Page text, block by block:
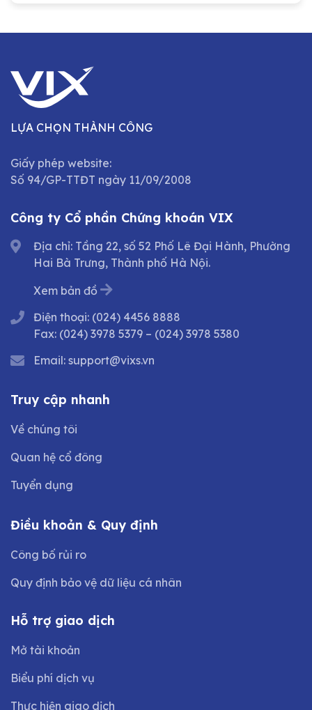
LỰA CHỌN THÀNH CÔNG
Giấy phép website:
Số 94/GP-TTĐT ngày 11/09/2008
Công ty Cổ phần Chứng khoán VIX
Địa chỉ: Tầng 22, số 52 Phố Lê Đại Hành, Phường
Hai Bà Trưng, Thành phố Hà Nội.
Xem bản đồ
Điện thoại: (024) 4456 8888
Fax: (024) 3978 5379 – (024) 3978 5380
Email: support@vixs.vn
Truy cập nhanh
Về chúng tôi
Quan hệ cổ đông
Tuyển dụng
Điều khoản & Quy định
Công bố rủi ro
Quy định bảo vệ dữ liệu cá nhân
Hỗ trợ giao dịch
Mở tài khoản
Biểu phí dịch vụ
Thực hiện giao dịch